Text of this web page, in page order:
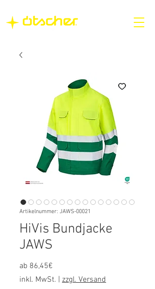
Artikelnummer: JAWS-00021
HiVis Bundjacke
JAWS
ab 86,45€
Preis
inkl. MwSt. zzgl. Versand